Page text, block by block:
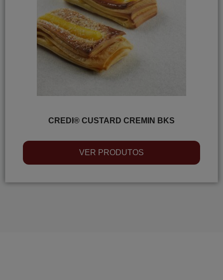
CREDI® CUSTARD CREMIN BKS
VER PRODUTOS